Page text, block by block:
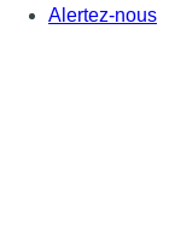
Alertez-nous